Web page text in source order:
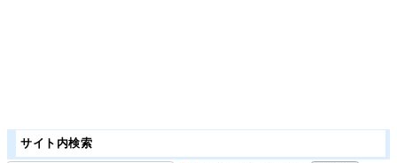
サイト内検索